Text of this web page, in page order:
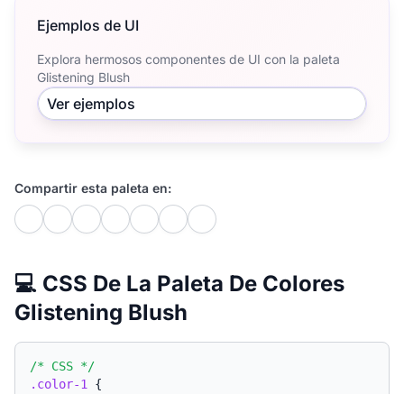
Ejemplos de UI
Explora hermosos componentes de UI con la paleta
Glistening Blush
Ver ejemplos
Compartir esta paleta en:
💻 CSS De La Paleta De Colores
Glistening Blush
/* CSS */
.color-1
{